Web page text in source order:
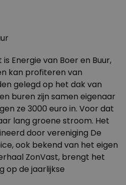
is Energie van Boer en Buur,
kan profiteren van
gelegd op het dak van
buren zijn samen eigenaar
ze 3000 euro in. Voor dat
lang groene stroom. Het
door vereniging De
, ook bekend van het eigen
ZonVast, brengt het
op de jaarlijkse